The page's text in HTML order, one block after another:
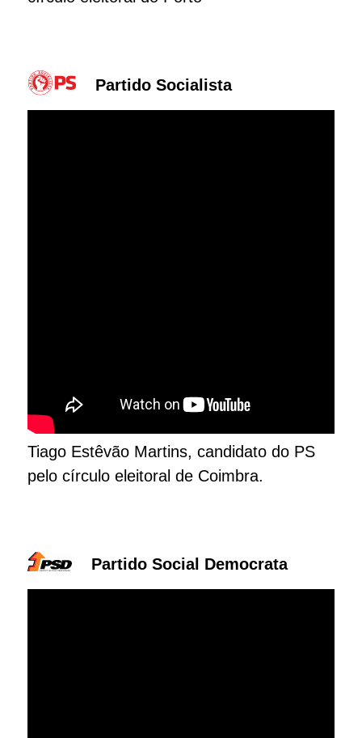
Partido Socialista
Tiago Estêvão Martins, candidato do PS
pelo círculo eleitoral de Coimbra.
Partido Social Democrata